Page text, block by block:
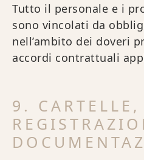
Tutto il personale e i
sono vincolati da
nell’ambito dei doveri
accordi contrattuali
9. CARTELLE,